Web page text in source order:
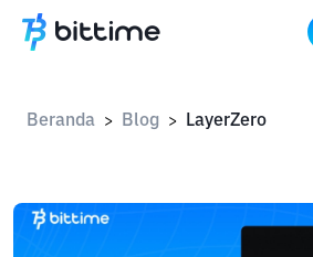
Beranda > Blog > LayerZero